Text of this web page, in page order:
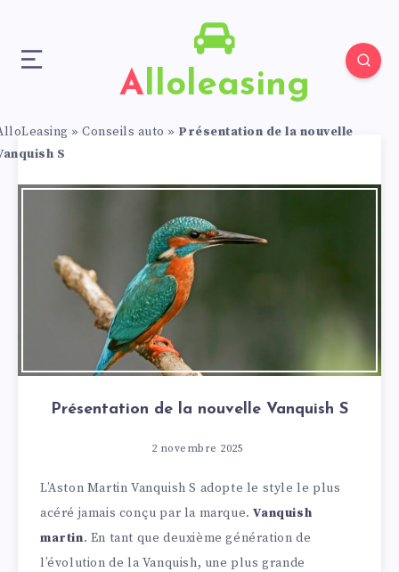
Alloleasing
» Conseils auto » Présentation de la nouvelle
S
Présentation de la nouvelle Vanquish S
2 novembre 2025
L’Aston Martin Vanquish S adopte le style le plus
acéré jamais conçu par la marque.Vanquish
martin. En tant que deuxième génération de
l’évolution de la Vanquish, une plus grande